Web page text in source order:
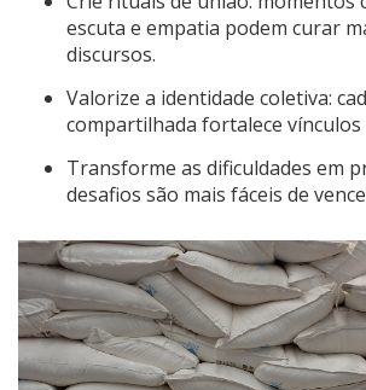
escuta e empatia podem curar
discursos.
Valorize a identidade coletiva:
compartilhada fortalece vínculos
Transforme as dificuldades em
desafios são mais fáceis de